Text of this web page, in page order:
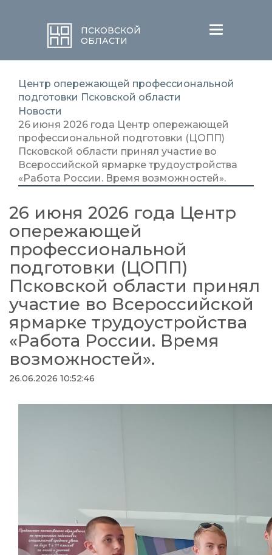
ПСКОВСКОЙ
ОБЛАСТИ
Меню
Центр опережающей профессиональной
подготовки Псковской области
Новости
26 июня 2026 года Центр опережающей
профессиональной подготовки (ЦОПП)
Псковской области принял участие во
Всероссийской ярмарке трудоустройства
«Работа России. Время возможностей».
26 июня 2026 года Центр
опережающей
профессиональной
подготовки (ЦОПП)
Псковской области принял
участие во Всероссийской
ярмарке трудоустройства
«Работа России. Время
возможностей».
26.06.2026 10:52:46